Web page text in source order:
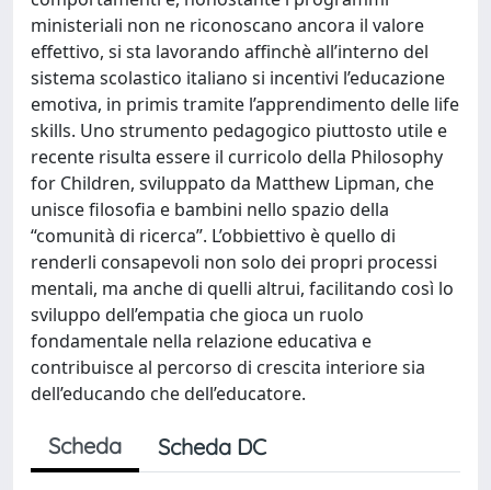
ministeriali non ne riconoscano ancora il valore
effettivo, si sta lavorando affinchè all’interno del
sistema scolastico italiano si incentivi l’educazione
emotiva, in primis tramite l’apprendimento delle life
skills. Uno strumento pedagogico piuttosto utile e
recente risulta essere il curricolo della Philosophy
for Children, sviluppato da Matthew Lipman, che
unisce filosofia e bambini nello spazio della
“comunità di ricerca”. L’obbiettivo è quello di
renderli consapevoli non solo dei propri processi
mentali, ma anche di quelli altrui, facilitando così lo
sviluppo dell’empatia che gioca un ruolo
fondamentale nella relazione educativa e
contribuisce al percorso di crescita interiore sia
dell’educando che dell’educatore.
Scheda Scheda DC